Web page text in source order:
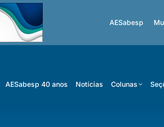
AESabesp
AESabesp 40 anos Notícias Colunas